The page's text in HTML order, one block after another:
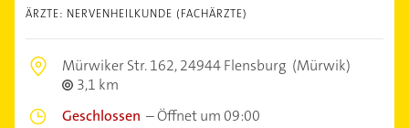
ÄRZTE: NERVENHEILKUNDE (FACHÄRZTE)
Mürwiker Str. 162,24944 Flensburg (Mürwik)
3,1 km
Geschlossen –Öffnet um 09:00